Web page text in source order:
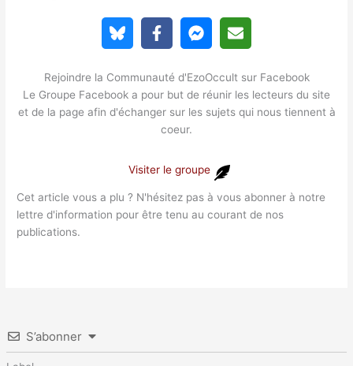
Rejoindre la Communauté d'EzoOccult sur Facebook
Le Groupe Facebook a pour but de réunir les lecteurs du site
et de la page afin d'échanger sur les sujets qui nous tiennent à
coeur.
Visiter le groupe
Cet article vous a plu ? N'hésitez pas à vous abonner à notre
lettre d'information pour être tenu au courant de nos
publications.
S’abonner